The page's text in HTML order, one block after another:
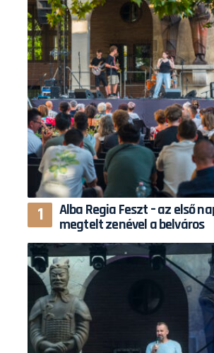
Alba Regia Feszt – az első
megtelt zenével a belváros